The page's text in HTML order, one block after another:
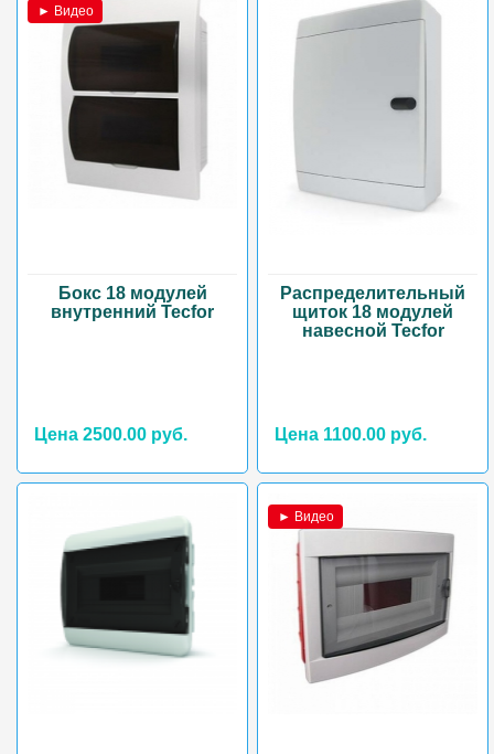
► Видео
Бокс 18 модулей
внутренний Tecfor
Цена 2500.00 руб.
Распределительный
щиток 18 модулей
навесной Tecfor
Цена 1100.00 руб.
► Видео